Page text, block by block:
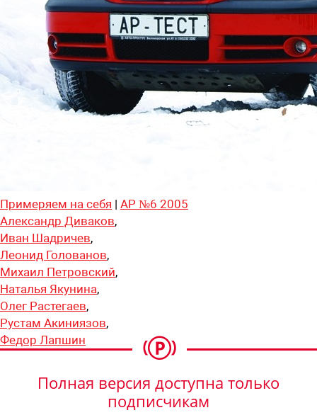
Примеряем на себя | АР №6 2005
Александр Диваков,
Иван Шадричев,
Леонид Голованов,
Михаил Петровский,
Наталья Якунина,
Олег Растегаев,
Рустам Акиниязов,
Федор Лапшин
Полная версия доступна только
подписчикам